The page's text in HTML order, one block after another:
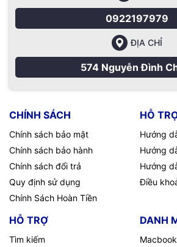
0922197979
ĐỊA CHỈ
574 Nguyễn Đình
CHÍNH SÁCH
Chính sách bảo mật
Chính sách bảo hành
Chính sách đổi trả
Quy định sử dụng
Chính Sách Hoàn Tiền
HỖ
Hướng
Hướng
Hướng
Điều
HỖ TRỢ
Tìm kiếm
DANH
Macbook